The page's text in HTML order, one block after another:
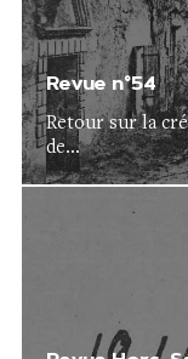
Revue n°54
Retour sur la
de...